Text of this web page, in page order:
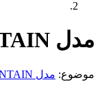
مدل CONTAIN
موضوع: مدل CONTAIN